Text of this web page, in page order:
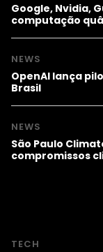
Google, Nvidia,
computação
NEWS
OpenAI lança
Brasil
NEWS
São Paulo
compromissos
TECH